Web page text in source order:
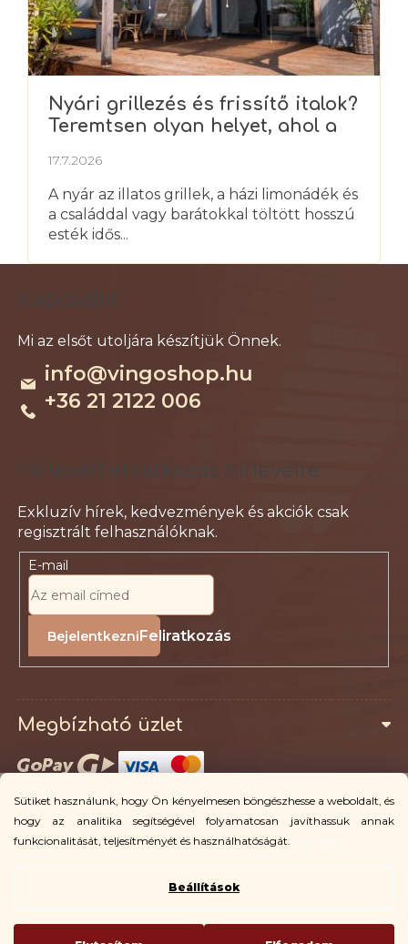
Sütiket használunk, hogy Ön kényelmesen böngészhesse a weboldalt, és
hogy az analitika segítségével folyamatosan javíthassuk annak
funkcionalitását, teljesítményét és használhatóságát.
Beállítások
Nyári grillezés és frissítő italok?
Teremtsen olyan helyet, ahol a
17.7.2026
A nyár az illatos grillek, a házi limonádék és
a családdal vagy barátokkal töltött hosszú
esték idős...
info@vingoshop.hu
+36 21 2122 006
Feliratkozás hírlevélre
E-mail
Feliratkozás
Megbízható üzlet
Az ügyfelek számára
Copyright 2026Vingo. Minden jog fenntartva.